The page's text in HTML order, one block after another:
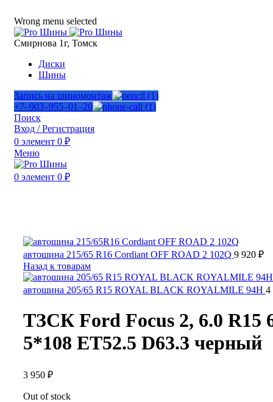
Wrong menu selected
Смирнова 1г, Томск
Диски
Шины
Запись на шиномонтаж
+7‒903‒955‒01‒20
Поиск
Вход / Регистрация
0 элемент 0 ₽
Меню
0 элемент 0 ₽
автошина 215/65 R16 Cordiant OFF ROAD 2 102Q 9 920 ₽
Назад к товарам
автошина 205/65 R15 ROYAL BLACK ROYALMILE 94H 4
ТЗСК Ford Focus 2, 6.0 R15
5*108 ET52.5 D63.3 черный
3 950 ₽
Out of stock